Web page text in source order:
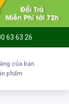
63 63 26
của bạn
phẩm